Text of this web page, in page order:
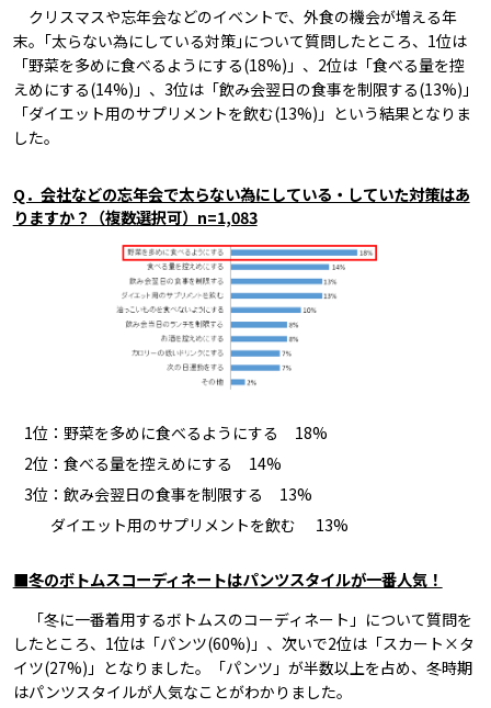
クリスマスや忘年会などのイベントで、外食の機会が増える年
末。｢太らない為にしている対策｣について質問したところ、1位は
「野菜を多めに食べるようにする(18%)」、2位は「食べる量を控
えめにする(14%)」、3位は「飲み会翌日の食事を制限する(13%)」
「ダイエット用のサプリメントを飲む(13%)」という結果となりま
した。
Q．会社などの忘年会で太らない為にしている・していた対策はあ
りますか？（複数選択可）n=1,083
1位：野菜を多めに食べるようにする 18%
2位：食べる量を控えめにする 14%
3位：飲み会翌日の食事を制限する 13%
ダイエット用のサプリメントを飲む 13%
■冬のボトムスコーディネートはパンツスタイルが一番人気！
「冬に一番着用するボトムスのコーディネート」について質問を
したところ、1位は「パンツ(60%)」、次いで2位は「スカート×タ
イツ(27%)」となりました。「パンツ」が半数以上を占め、冬時期
はパンツスタイルが人気なことがわかりました。